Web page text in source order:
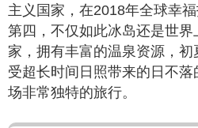
主义国家，在2018年全球幸
第四，不仅如此冰岛还是世界
家，拥有丰富的温泉资源，
受超长时间日照带来的日不
场非常独特的旅行。